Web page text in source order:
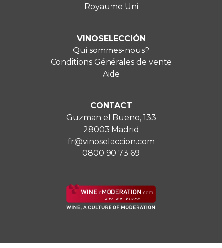
Royaume Uni
VINOSELECCIÓN
Qui sommes-nous?
Conditions Générales de vente
Aide
CONTACT
Guzman el Bueno, 133
28003 Madrid
fr@vinoseleccion.com
0800 90 73 69